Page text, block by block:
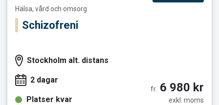
Hälsa, vård och omsorg
Schizofreni
Stockholm alt. distans
2 dagar
Platser kvar
fr. 6 980 kr
exkl. moms